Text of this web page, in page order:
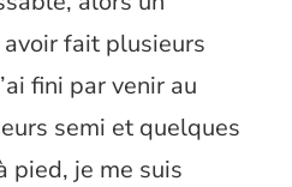
fait plusieurs
fini par venir au
semi et quelques
pied, je me suis